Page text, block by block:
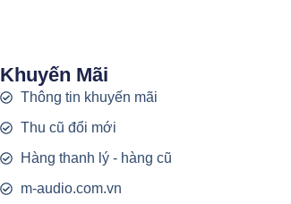
Khuyến Mãi
Thông tin khuyến mãi
Thu cũ đổi mới
Hàng thanh lý - hàng cũ
m-audio.com.vn